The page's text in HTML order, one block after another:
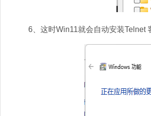
6、这时Win11就会自动安装Telnet